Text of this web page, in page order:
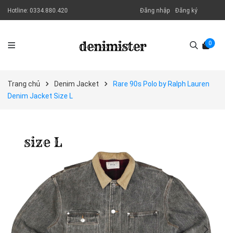
Hotline: 0334.880.420 Đăng nhập Đăng ký
0
Trang chủ Denim Jacket
Rare 90s Polo by Ralph Lauren
Denim Jacket Size L